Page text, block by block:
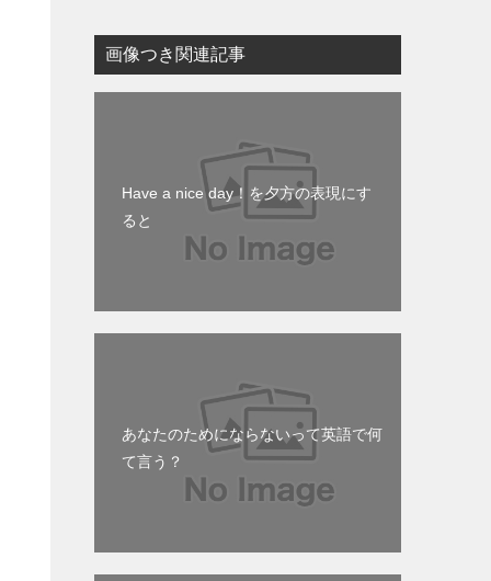
画像つき関連記事
Have a nice day！を夕方の表現にす
ると
あなたのためにならないって英語で何
て言う？